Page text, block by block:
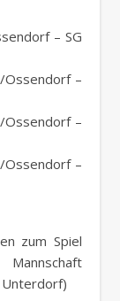
– SG
Ossendorf –
Ossendorf –
Ossendorf –
zum Spiel